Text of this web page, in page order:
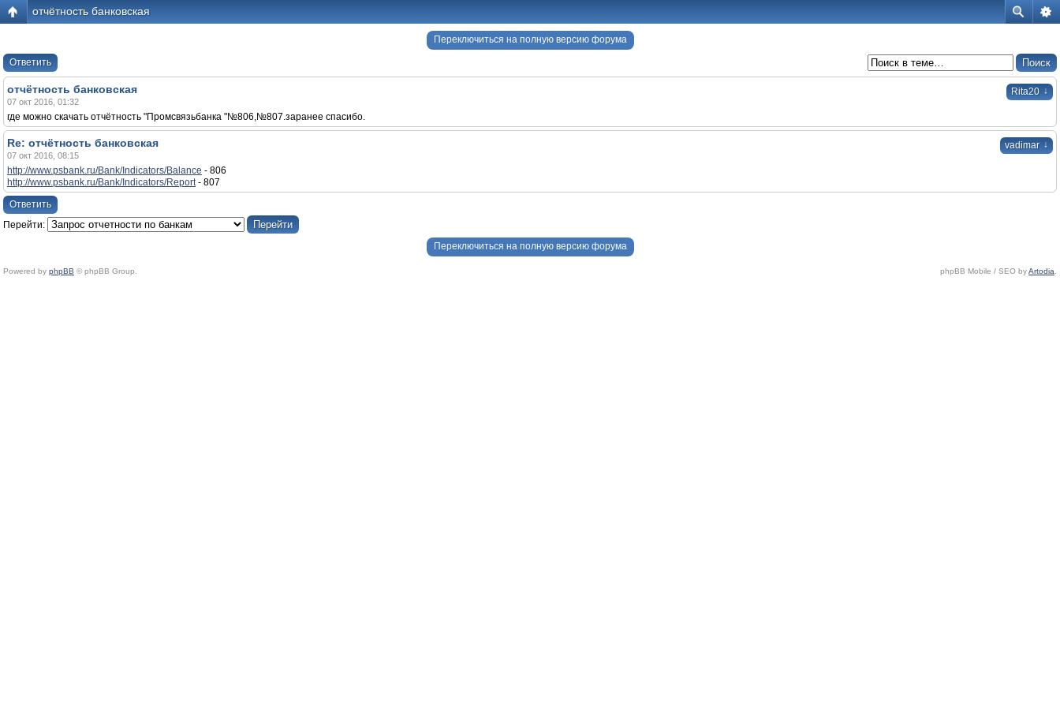
отчётность банковская
Переключиться на полную версию форума
Ответить
Rita20 ↓
отчётность банковская
07 окт 2016, 01:32
где можно скачать отчётность "Промсвязьбанка "№806,№807.заранее спасибо.
vadimar ↓
Re: отчётность банковская
07 окт 2016, 08:15
http://www.psbank.ru/Bank/Indicators/Balance - 806
http://www.psbank.ru/Bank/Indicators/Report- 807
Ответить
Перейти:
Переключиться на полную версию форума
Powered by phpBB © phpBB Group. phpBB Mobile / SEO byArtodia